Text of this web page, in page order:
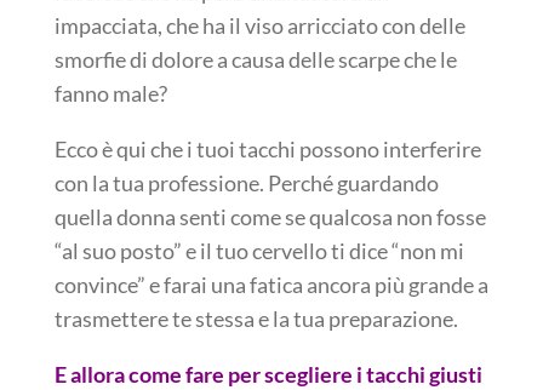
impacciata, che ha il viso arricciato con delle
smorfie di dolore a causa delle scarpe che le
fanno male?
Ecco è qui che i tuoi tacchi possono interferire
con la tua professione. Perché guardando
quella donna senti come se qualcosa non fosse
“al suo posto” e il tuo cervello ti dice “non mi
convince” e farai una fatica ancora più grande a
trasmettere te stessa e la tua preparazione.
E allora come fare per scegliere i tacchi giusti